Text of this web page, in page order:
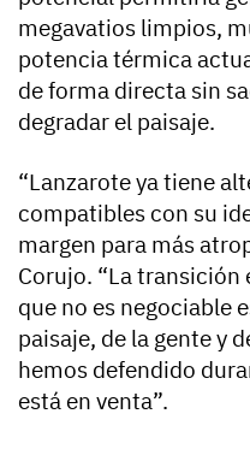
megavatios limpios,
potencia térmica
de forma directa sin
degradar el paisaje.
“Lanzarote ya tiene
compatibles con su
margen para más
Corujo. “La transición
que no es negociable
paisaje, de la gente y
hemos defendido
está en venta”.